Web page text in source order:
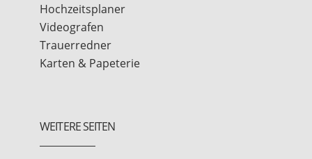
Hochzeitsplaner
Videografen
Trauerredner
Karten & Papeterie
WEITERE SEITEN